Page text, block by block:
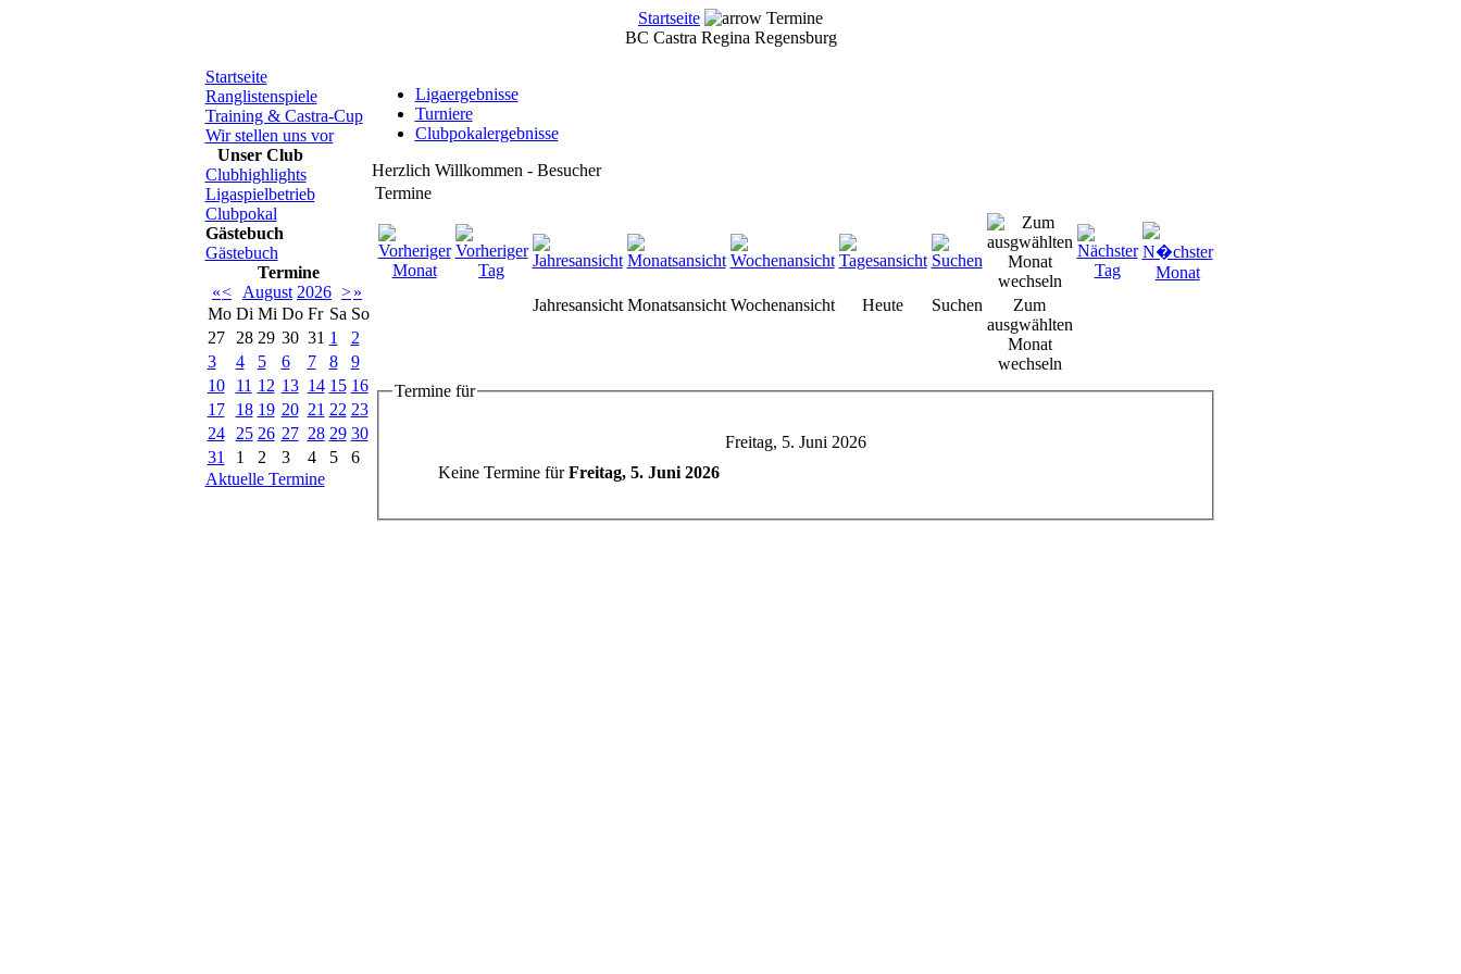
Startseite
Termine
BC Castra Regina Regensburg
Startseite
Ranglistenspiele
Training & Castra-Cup
Wir stellen uns vor
Unser Club
Clubhighlights
Ligaspielbetrieb
Clubpokal
Gästebuch
Gästebuch
Termine
«< August 2026 >»
Mo Di Mi Do Fr Sa So
27
28 29 30 31 1
2
3
4 5 6 7 8
9
10
11 12 13 14 15 16
17
18 19 20 21 22 23
24
25 26 27 28 29 30
31
1 2 3 4 5
6
Aktuelle Termine
Ligaergebnisse
Turniere
Clubpokalergebnisse
Herzlich Willkommen - Besucher
Termine
Jahresansicht Monatsansicht Wochenansicht Heute Suchen
Zum
ausgwählten
Monat
wechseln
Termine für
Freitag, 5. Juni 2026
Keine Termine fürFreitag, 5. Juni 2026